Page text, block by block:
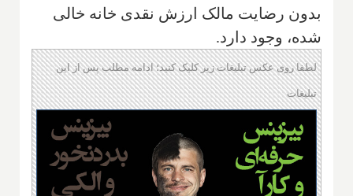
بدون رضایت مالک ارزش نقدی خانه خالی
شده، وجود دارد.
لطفا روی عکس تبلیغات زیر کلیک کنید؛ ادامه مطلب پس از این
تبلیغات